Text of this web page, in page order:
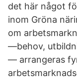
det här något
inom Gröna
om
—behov,
— arrangeras